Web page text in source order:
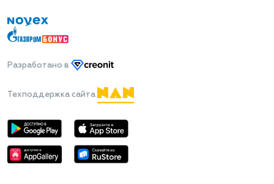
Разработано в
Техподдержка сайта